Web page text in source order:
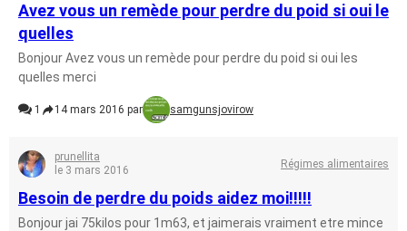
Avez vous un remède pour perdre du poid si oui le
quelles
Bonjour Avez vous un remède pour perdre du poid si oui les
quelles merci
1 14 mars 2016 par samgunsjovirow
prunellita
le 3 mars 2016
Régimes alimentaires
Besoin de perdre du poids aidez moi!!!!!
Bonjour jai 75kilos pour 1m63, et jaimerais vraiment etre mince